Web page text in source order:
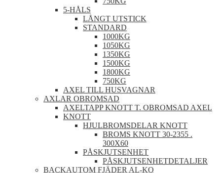
5-HÅLS
LÅNGT UTSTICK
STANDARD
1000KG
1050KG
1350KG
1500KG
1800KG
750KG
AXEL TILL HUSVAGNAR
AXLAR OBROMSAD
AXELTAPP KNOTT T. OBROMSAD AXEL
KNOTT
HJULBROMSDELAR KNOTT
BROMS KNOTT 30-2355 .
300X60
PÅSKJUTSENHET
PÅSKJUTSENHETDETALJER
BACKAUTOM FJÄDER AL-KO